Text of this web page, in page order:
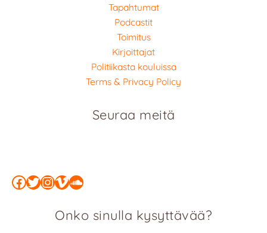
Tapahtumat
Podcastit
Toimitus
Kirjoittajat
Politiikasta kouluissa
Terms & Privacy Policy
Seuraa meitä
Facebook
Twitter
Instagram
Vimeo
SoundCloud
Onko sinulla kysyttävää?